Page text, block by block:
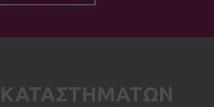
ΚΑΤΑΣΤΗΜΑΤΩΝ